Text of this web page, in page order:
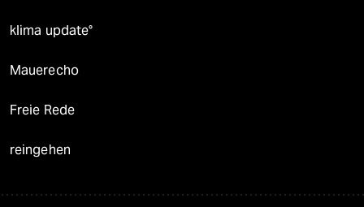
klima update°
Mauerecho
Freie Rede
reingehen